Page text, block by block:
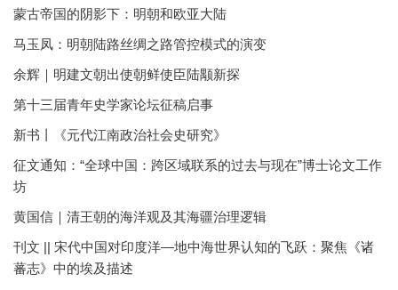
蒙古帝国的阴影下：明朝和欧亚大陆
马玉凤：明朝陆路丝绸之路管控模式的演变
余辉｜明建文朝出使朝鲜使臣陆颙新探
第十三届青年史学家论坛征稿启事
新书丨《元代江南政治社会史研究》
征文通知：“全球中国：跨区域联系的过去与现在”博士论文工作
坊
黄国信｜清王朝的海洋观及其海疆治理逻辑
刊文 || 宋代中国对印度洋—地中海世界认知的飞跃：聚焦《诸
蕃志》中的埃及描述